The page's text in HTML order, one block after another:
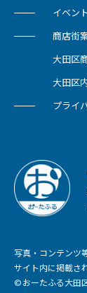
イベント
商店街
大田区
大田区
プライ
写真・コンテンツ
サイト内に掲載さ
© おーたふる大田